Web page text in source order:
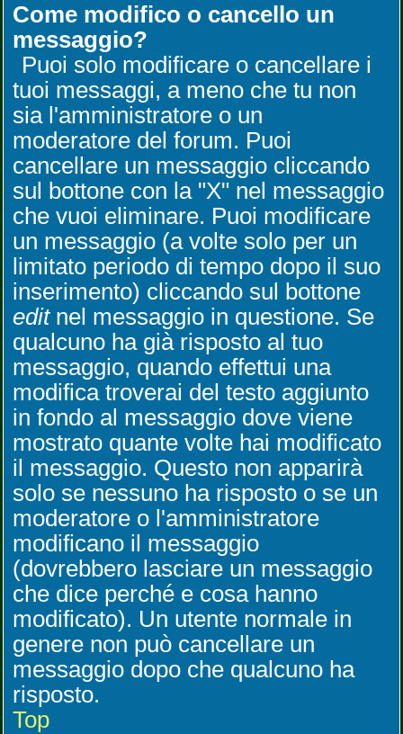
Come modifico o cancello un
messaggio?
Puoi solo modificare o cancellare i
tuoi messaggi, a meno che tu non
sia l'amministratore o un
moderatore del forum. Puoi
cancellare un messaggio cliccando
sul bottone con la "X" nel messaggio
che vuoi eliminare. Puoi modificare
un messaggio (a volte solo per un
limitato periodo di tempo dopo il suo
inserimento) cliccando sul bottone
editnel messaggio in questione. Se
qualcuno ha già risposto al tuo
messaggio, quando effettui una
modifica troverai del testo aggiunto
in fondo al messaggio dove viene
mostrato quante volte hai modificato
il messaggio. Questo non apparirà
solo se nessuno ha risposto o se un
moderatore o l'amministratore
modificano il messaggio
(dovrebbero lasciare un messaggio
che dice perché e cosa hanno
modificato). Un utente normale in
genere non può cancellare un
messaggio dopo che qualcuno ha
risposto.
Top